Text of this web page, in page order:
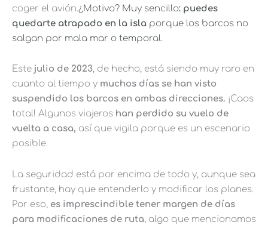
coger el avión.¿Motivo? Muy sencillo: puedes
quedarte atrapado en la isla porque los barcos no
salgan por mala mar o temporal.
Este julio de 2023, de hecho, está siendo muy raro en
cuanto al tiempo y muchos días se han visto
suspendido los barcos en ambas direcciones. ¡Caos
total! Algunos viajeros han perdido su vuelo de
vuelta a casa, así que vigila porque es un escenario
posible.
La seguridad está por encima de todo y, aunque sea
frustante, hay que entenderlo y modificar los planes.
Por eso, es imprescindible tener margen de días
para modificaciones de ruta, algo que mencionamos